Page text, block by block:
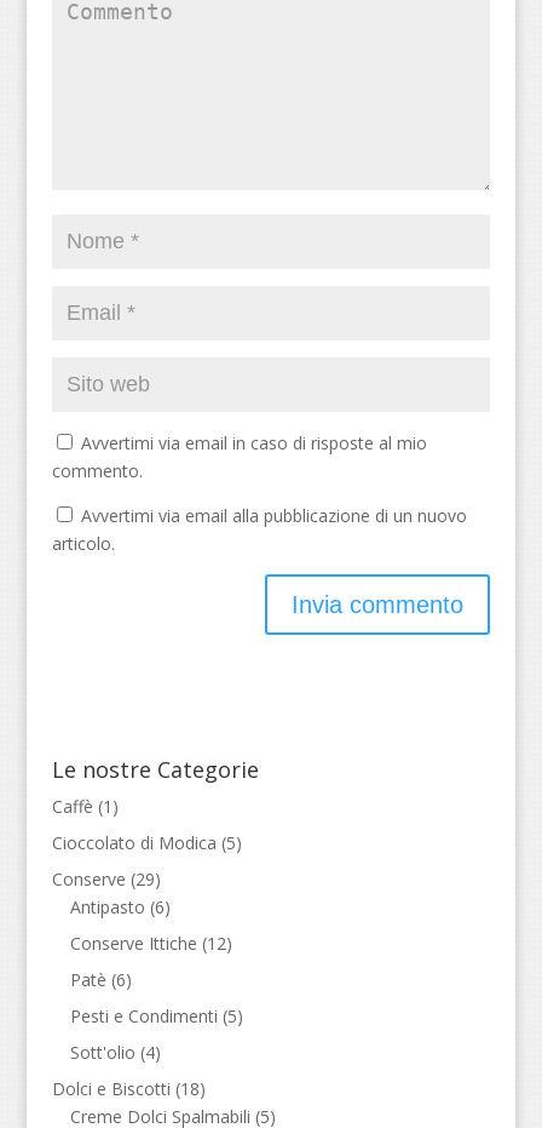
Avvertimi via email in caso di risposte al mio
commento.
Avvertimi via email alla pubblicazione di un nuovo
articolo.
Le nostre Categorie
Caffè (1)
Cioccolato di Modica (5)
Conserve (29)
Antipasto (6)
Conserve Ittiche (12)
Patè (6)
Pesti e Condimenti (5)
Sott'olio (4)
Dolci e Biscotti (18)
Creme Dolci Spalmabili (5)